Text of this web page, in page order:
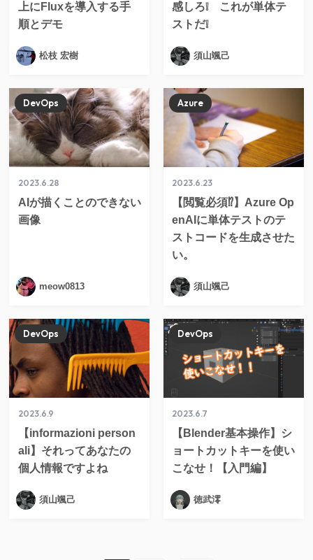
上にFluxを導入する手
順とデモ
松枝 宏樹
感しろ❕ これが単体テ
ストだ❕
須山颯己
2023.6.28
AIが描くことのできない
画像
DevOps
meow0813
2023.6.23
【閲覧必須⁉】Azure Op
enAIに単体テストのテ
ストコードを生成させた
い。
Azure
須山颯己
2023.6.9
【informazioni person
ali】それってあなたの
個人情報ですよね
DevOps
須山颯己
2023.6.7
【Blender基本操作】シ
ョートカットキーを使い
こなせ！【入門編】
DevOps
徳武澪